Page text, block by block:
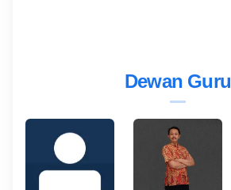
Dewan Guru